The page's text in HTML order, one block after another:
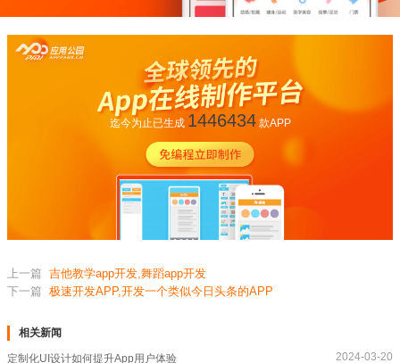
迄今为止已生成 1446434款APP
上一篇 吉他教学app开发,舞蹈app开发
下一篇 极速开发APP,开发一个类似今日头条的APP
相关新闻
定制化UI设计如何提升App用户体验 2024-03-20